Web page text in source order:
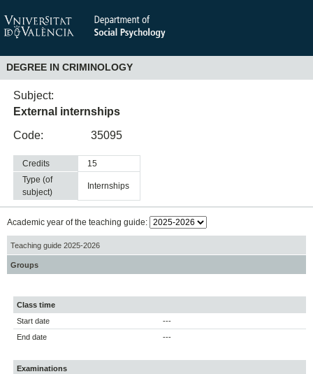
DEGREE IN CRIMINOLOGY
Subject:
External internships
Code:
35095
Credits
15
Type (of
subject)
internships
Academic year of the teaching guide:
Teaching guide 2025-2026
Groups
Class time
Start date
---
End date
---
Examinations